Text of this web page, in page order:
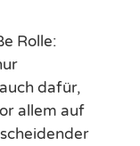
Rolle:
dafür,
allem auf